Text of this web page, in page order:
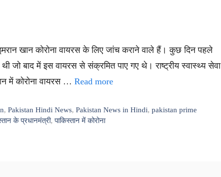
खान कोरोना वायरस के लिए जांच कराने वाले हैं। कुछ दिन पहले
जो बाद में इस वायरस से संक्रमित पाए गए थे। राष्ट्रीय स्वास्थ्य सेवा
में कोरोना वायरस … Read more
,Pakistan Hindi News,Pakistan News in Hindi,pakistan prime
के प्रधानमंत्री,पाकिस्तान में कोरोना